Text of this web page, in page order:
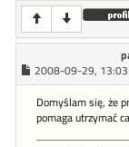
2008-09-29, 13:03
Domyślam się, że
pomaga utrzymać